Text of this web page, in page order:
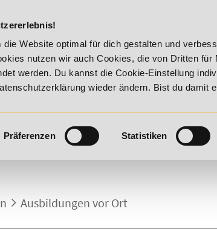
Website optimal für dich gestalten und
nutzen wir auch Cookies, die von Dritten für
werden. Du kannst die Cookie-Einstellung
wieder ändern. Bist du damit
Präferenzen Statistiken
Vitality! 20% Rabatt bis 17. August
Ausbildungen vor Ort